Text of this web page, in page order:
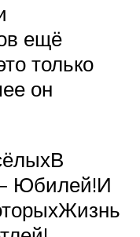
ещё
только
он
Юбилей!И